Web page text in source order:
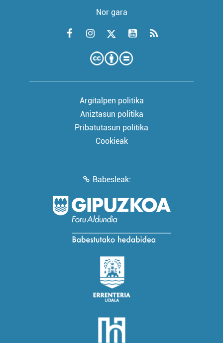
Nor gara
Argitalpen politika
Aniztasun politika
Pribatutasun politika
Cookieak
Babesleak: